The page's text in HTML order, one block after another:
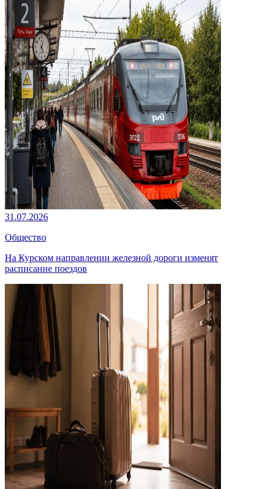
31.07.2026
Общество
На Курском направлении железной дороги изменят
расписание поездов